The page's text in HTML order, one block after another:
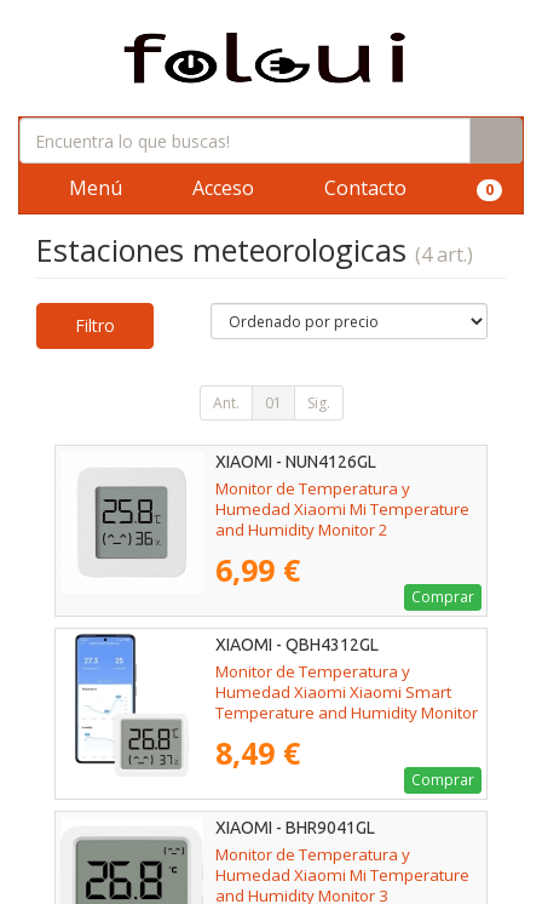
Menú Acceso Contacto 0
Estaciones meteorologicas (4 art.)
Filtro
Ant. 01 Sig.
XIAOMI - NUN4126GL
Monitor de Temperatura y
Humedad Xiaomi Mi Temperature
and Humidity Monitor 2
6,99 €
Comprar
XIAOMI - QBH4312GL
Monitor de Temperatura y
Humedad Xiaomi Xiaomi Smart
Temperature and Humidity Monitor
8,49 €
Comprar
XIAOMI - BHR9041GL
Monitor de Temperatura y
Humedad Xiaomi Mi Temperature
and Humidity Monitor 3